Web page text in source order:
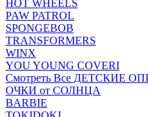
HOT WHEELS
PAW PATROL
SPONGEBOB
TRANSFORMERS
WINX
YOU YOUNG COVERI
Смотреть Все ДЕТСКИЕ
ОЧКИ от СОЛНЦА
BARBIE